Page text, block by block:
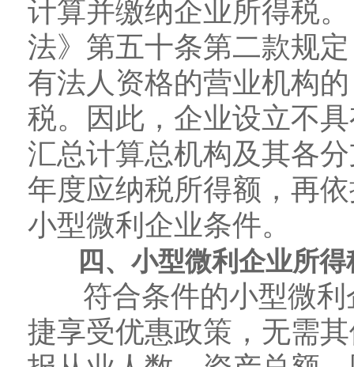
计算并缴纳企业所得税
法》第五十条第二款规
有法人资格的营业机构
税。因此，企业设立不
汇总计算总机构及其各
年度应纳税所得额，再
小型微利企业条件。
四、小型微利企业所得
符合条件的小型微利
捷享受优惠政策，无需